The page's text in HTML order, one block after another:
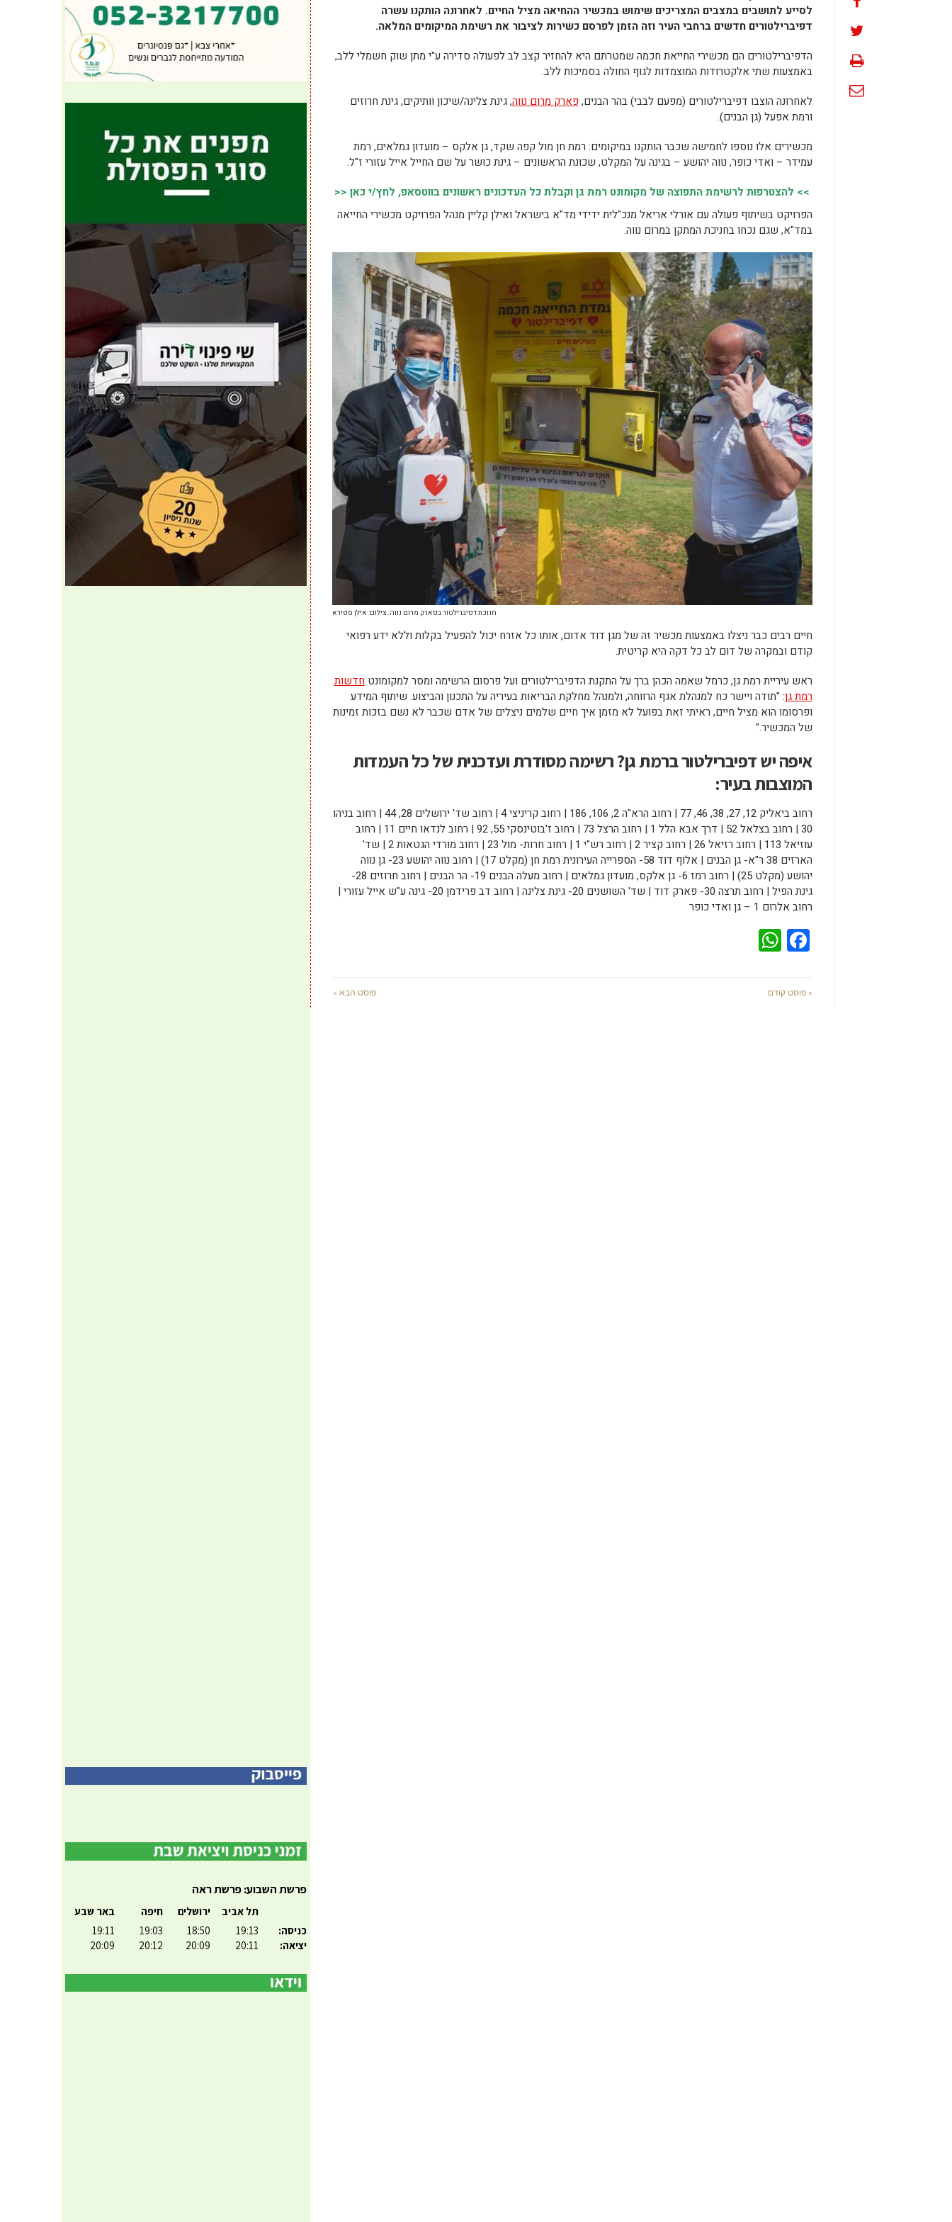
לסייע לתושבים במצבים המצריכים שימוש במכשיר ההחיאה מציל החיים. לאחרונה הותקנו עשרה
דפיברילטורים חדשים ברחבי העיר וזה הזמן לפרסם כשירות לציבור את רשימת המיקומים המלאה.
הדפיברילטורים הם מכשירי החייאת חכמה שמטרתם היא להחזיר קצב לב לפעולה סדירה ע"י מתן שוק חשמלי ללב,
באמצעות שתי אלקטרודות המוצמדות לגוף החולה בסמיכות ללב.
לאחרונה הוצבו דפיברילטורים (מפעם לבבי) בהר הבנים, פארק מרום נווה, גינת צלינה/שיכון וותיקים, גינת חרוזים
ורמת אפעל (גן הבנים).
מכשירים אלו נוספו לחמישה שכבר הותקנו במיקומים: רמת חן מול קפה שקד, גן אלקס – מועדון גמלאים, רמת
עמידר – ואדי כופר, נווה יהושע – בגינה על המקלט, שכונת הראשונים – גינת כושר על שם החייל אייל עזורי ז"ל.
>> להצטרפות לרשימת התפוצה של מקומונט רמת גן וקבלת כל העדכונים ראשונים בווטסאפ, לחץ/י כאן <<
הפרויקט בשיתוף פעולה עם אורלי אריאל מנכ"לית ידידי מד"א בישראל ואילן קליין מנהל הפרויקט מכשירי החייאה
במד"א, שגם נכחו בחניכת המתקן במרום נווה.
חנוכת דפיברילטור בפארק מרום נווה. צילום: אילן ספירא
חיים רבים כבר ניצלו באמצעות מכשיר זה של מגן דוד אדום, אותו כל אזרח יכול להפעיל בקלות וללא ידע רפואי
קודם ובמקרה של דום לב כל דקה היא קריטית.
ראש עיריית רמת גן, כרמל שאמה הכהן ברך על התקנת הדפיברילטורים ועל פרסום הרשימה ומסר למקומונט חדשות
רמת גן: "תודה ויישר כח למנהלת אגף הרווחה, ולמנהל מחלקת הבריאות בעיריה על התכנון והביצוע. שיתוף המידע
ופרסומו הוא מציל חיים, ראיתי זאת בפועל לא מזמן איך חיים שלמים ניצלים של אדם שכבר לא נשם בזכות זמינות
של המכשיר."
איפה יש דפיברילטור ברמת גן? רשימה מסודרת ועדכנית של כל העמדות
המוצבות בעיר:
רחוב ביאליק 12, 27, 38, 46, 77 | רחוב הרא"ה 2, 106, 186 | רחוב קריניצי 4 | רחוב שד' ירושלים 28, 44 | רחוב בניהו
30 | רחוב בצלאל 52 | דרך אבא הלל 1 | רחוב הרצל 73 | רחוב ז'בוטינסקי 55, 92 | רחוב לנדאו חיים 11 | רחוב
עוזיאל 113 | רחוב רזיאל 26 | רחוב קציר 2 | רחוב רש"י 1 | רחוב חרות- מול 23 | רחוב מורדי הגטאות 2 | שד'
הארזים 38 ר"א- גן הבנים | אלוף דוד 58- הספרייה העירונית רמת חן (מקלט 17) | רחוב נווה יהושע 23- גן נווה
יהושע (מקלט 25) | רחוב רמז 6- גן אלקס, מועדון גמלאים | רחוב מעלה הבנים 19- הר הבנים | רחוב חרוזים 28-
גינת הפיל | רחוב תרצה 30- פארק דוד | שד' השושנים 20- גינת צלינה | רחוב דב פרידמן 20- גינה ע"ש אייל עזורי |
רחוב אלרום 1 – גן ואדי כופר
Facebook
« פוסט קודם פוסט הבא »
פרשת השבוע: פרשת ראה
כניסה:
יציאה:
תל אביב
19:13
20:11
ירושלים
18:50
20:09
חיפה
19:03
20:12
באר שבע
19:11
20:09